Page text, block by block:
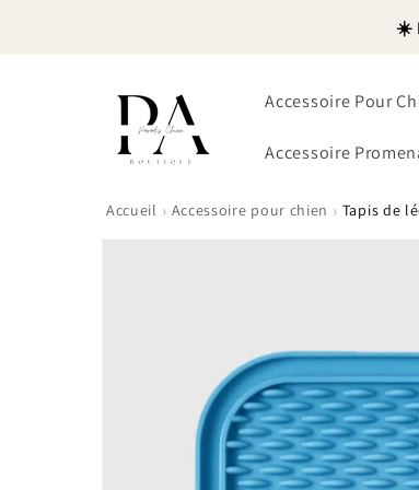
☀️
Accessoire Pour
Accessoire
Accueil › Accessoire pour chien › Tapis de